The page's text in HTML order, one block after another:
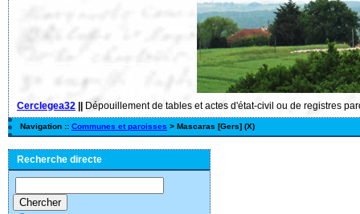
Cerclegea32 Dépouillement de tables et actes d'état-civil ou de registres
Navigation :: Communes et paroisses > Mascaras [Gers] (X)
Recherche directe